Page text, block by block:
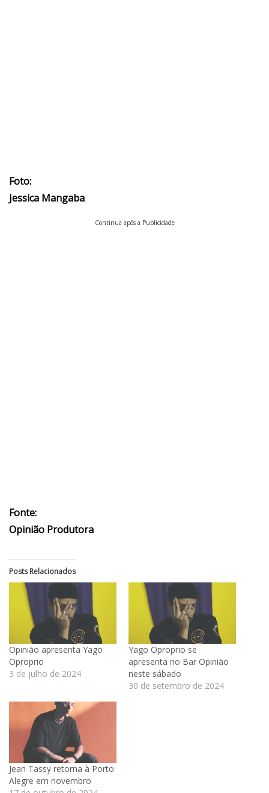
Foto:
Jessica Mangaba
Continua após a Publicidade
Fonte:
Opinião Produtora
Posts Relacionados
Opinião apresenta Yago
Oproprio
3 de julho de 2024
Yago Oproprio se
apresenta no Bar Opinião
neste sábado
30 de setembro de 2024
Jean Tassy retorna à Porto
Alegre em novembro